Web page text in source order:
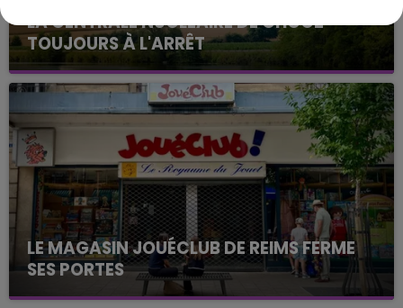
LA CENTRALE NUCLÉAIRE DE CHOOZ
TOUJOURS À L'ARRÊT
Cela fait déjà une semaine que la centrale
nucléaire ardennaise est à l'arrêt. Une situation
justifiée par la sécheresse intense qui est toujours
présente.
LE MAGASIN JOUÉCLUB DE REIMS FERME
SES PORTES
C'était l'une des institutions du centre-ville